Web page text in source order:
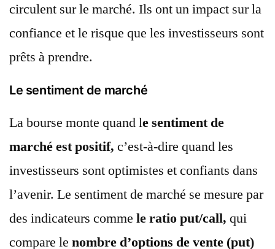
circulent sur le marché. Ils ont un impact sur la
confiance et le risque que les investisseurs sont
prêts à prendre.
Le sentiment de marché
La bourse monte quand le sentiment de
marché est positif, c’est-à-dire quand les
investisseurs sont optimistes et confiants dans
l’avenir. Le sentiment de marché se mesure par
des indicateurs comme le ratio put/call, qui
compare le nombre d’options de vente (put)